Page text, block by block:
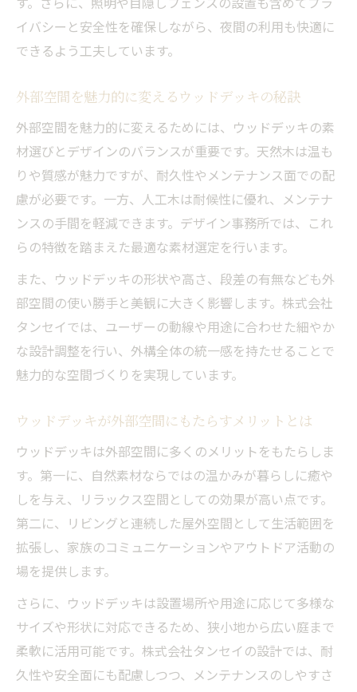
イバシーと安全性を確保しながら、夜間の利用も快適に
できるよう工夫しています。
外部空間を魅力的に変えるウッドデッキの秘訣
外部空間を魅力的に変えるためには、ウッドデッキの素
材選びとデザインのバランスが重要です。天然木は温も
りや質感が魅力ですが、耐久性やメンテナンス面での配
慮が必要です。一方、人工木は耐候性に優れ、メンテナ
ンスの手間を軽減できます。デザイン事務所では、これ
らの特徴を踏まえた最適な素材選定を行います。
また、ウッドデッキの形状や高さ、段差の有無なども外
部空間の使い勝手と美観に大きく影響します。株式会社
タンセイでは、ユーザーの動線や用途に合わせた細やか
な設計調整を行い、外構全体の統一感を持たせることで
魅力的な空間づくりを実現しています。
ウッドデッキが外部空間にもたらすメリットとは
ウッドデッキは外部空間に多くのメリットをもたらしま
す。第一に、自然素材ならではの温かみが暮らしに癒や
しを与え、リラックス空間としての効果が高い点です。
第二に、リビングと連続した屋外空間として生活範囲を
拡張し、家族のコミュニケーションやアウトドア活動の
場を提供します。
さらに、ウッドデッキは設置場所や用途に応じて多様な
サイズや形状に対応できるため、狭小地から広い庭まで
柔軟に活用可能です。株式会社タンセイの設計では、耐
久性や安全面にも配慮しつつ、メンテナンスのしやすさ